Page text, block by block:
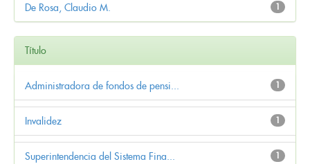
1
De Rosa, Claudio M.
Título
1
Administradora de fondos de pensi...
1
Invalidez
1
Superintendencia del Sistema Fina...